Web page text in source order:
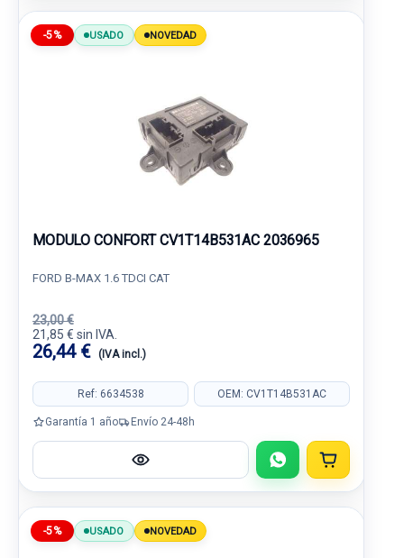
-5% USADO NOVEDAD
MODULO CONFORT CV1T14B531AC 2036965
FORD B-MAX 1.6 TDCI CAT
23,00 €
21,85 € sin IVA.
26,44 € (IVA incl.)
Ref: 6634538 OEM: CV1T14B531AC
Garantía 1 año Envío 24-48h
-5% USADO NOVEDAD